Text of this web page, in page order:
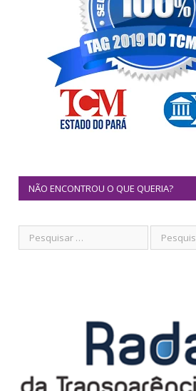
NÃO ENCONTROU O QUE QUERIA?